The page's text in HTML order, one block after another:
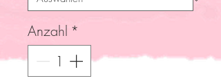
Anzahl *